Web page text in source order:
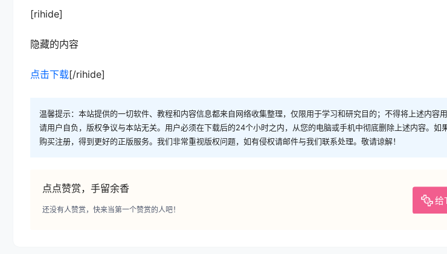
[rihide]
隐藏的内容
点击下载[/rihide]
温馨提示：本站提供的一切软件、教程和内容信息都来自网络收集整理，仅限用于学习和研究目的；不得将上述内容
请用户自负，版权争议与本站无关。用户必须在下载后的24个小时之内，从您的电脑或手机中彻底删除上述内容。如
购买注册，得到更好的正版服务。我们非常重视版权问题，如有侵权请邮件与我们联系处理。敬请谅解！
点点赞赏，手留余香
给
还没有人赞赏，快来当第一个赞赏的人吧！